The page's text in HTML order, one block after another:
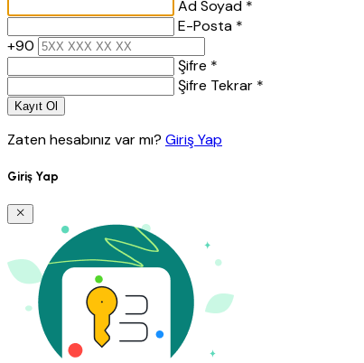
Ad Soyad *
E-Posta *
+90
Şifre *
Şifre Tekrar *
Kayıt Ol
Zaten hesabınız var mı? Giriş Yap
Giriş Yap